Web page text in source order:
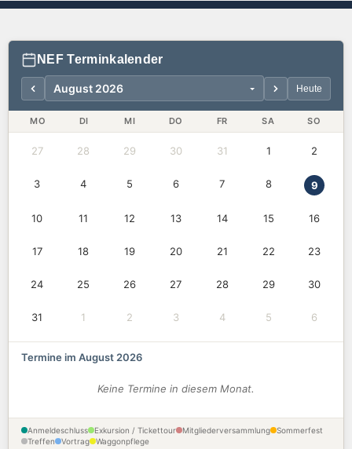
NEF Terminkalender
Heute
MO DI MI DO FR SA SO
27 28 29 30 31 1 2
3 4 5 6 7 8 9
10 11 12 13 14 15 16
17 18 19 20 21 22 23
24 25 26 27 28 29 30
31 1 2 3 4 5 6
Termine im August 2026
Keine Termine in diesem Monat.
Anmeldeschluss Exkursion / Tickettour Mitgliederversammlung
Sommerfest
Treffen
Vortrag Waggonpflege